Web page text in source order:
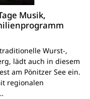
Musik,
Wurst-,
lädt auch in diesem
am Pönitzer See ein.
regionalen